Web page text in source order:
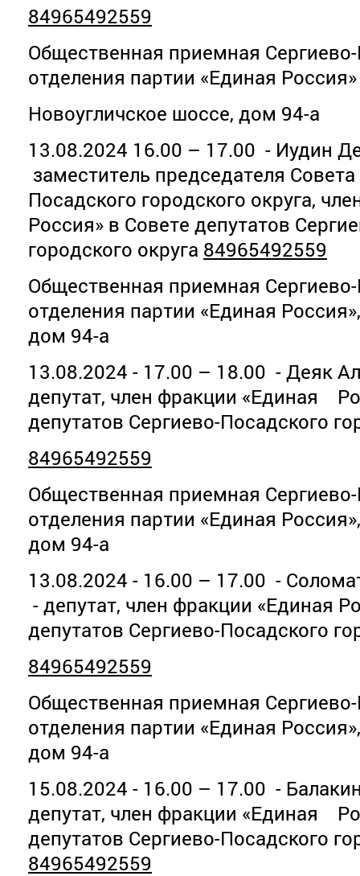
84965492559
Общественная приемная
отделения партии «Единая Россия»
Новоугличское шоссе, дом 94-а
13.08.2024 16.00 – 17.00 - Иудин
заместитель председателя
Посадского городского округа,
Россия» в Совете депутатов
городского округа 84965492559
Общественная приемная
отделения партии «Единая
дом 94-а
13.08.2024 - 17.00 – 18.00 - Деяк
депутат, член фракции «Единая
депутатов Сергиево-Посадского
84965492559
Общественная приемная
отделения партии «Единая
дом 94-а
13.08.2024 - 16.00 – 17.00 -
- депутат, член фракции «Единая
депутатов Сергиево-Посадского
84965492559
Общественная приемная
отделения партии «Единая
дом 94-а
15.08.2024 - 16.00 – 17.00 -
депутат, член фракции «Единая
депутатов Сергиево-Посадского
84965492559